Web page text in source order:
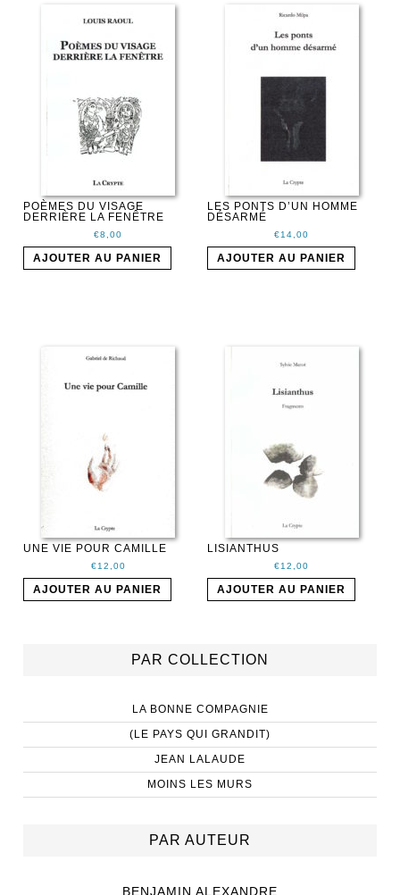
POÈMES DU VISAGE
DERRIÈRE LA FENÊTRE
€8,00
AJOUTER AU PANIER
LES PONTS D’UN HOMME
DÉSARMÉ
€14,00
AJOUTER AU PANIER
UNE VIE POUR CAMILLE
€12,00
AJOUTER AU PANIER
LISIANTHUS
€12,00
AJOUTER AU PANIER
PAR COLLECTION
LA BONNE COMPAGNIE
(LE PAYS QUI GRANDIT)
JEAN LALAUDE
MOINS LES MURS
PAR AUTEUR
BENJAMIN ALEXANDRE